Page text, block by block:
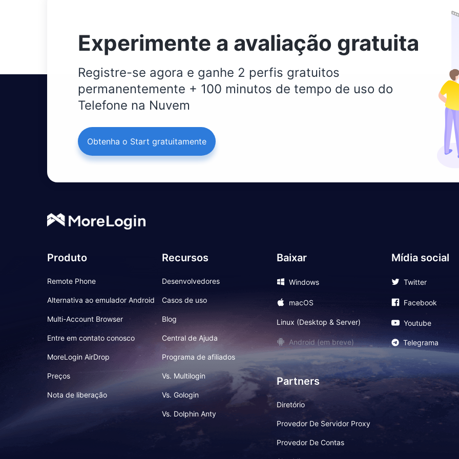
Experimente a avaliação gratuita
Registre-se agora e ganhe 2 perfis gratuitos
permanentemente + 100 minutos de tempo de uso do
Telefone na Nuvem
Obtenha o Start gratuitamente
Produto
Remote Phone
Alternativa ao emulador Android
Multi-Account Browser
Entre em contato conosco
MoreLogin AirDrop
Preços
Nota de liberação
Recursos
Desenvolvedores
Casos de uso
Blog
Central de Ajuda
Programa de afiliados
Vs. Multilogin
Vs. Gologin
Vs. Dolphin Anty
Baixar
Windows
macOS
Linux (Desktop & Server)
Android (em breve)
Partners
Diretório
Provedor De Servidor Proxy
Provedor De Contas
Mídia social
Twitter
Facebook
Youtube
Telegrama